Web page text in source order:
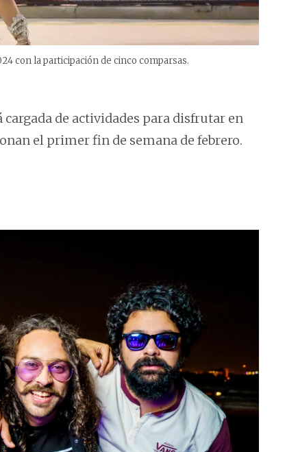
con la participación de cinco comparsas.
de actividades para disfrutar en
el primer fin de semana de febrero.